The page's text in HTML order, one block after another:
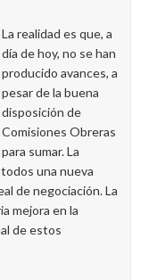
La realidad es que, a
día de hoy, no se han
producido avances, a
pesar de la buena
disposición de
Comisiones Obreras
para sumar. La
una nueva
de negociación. La
mejora en la
de estos